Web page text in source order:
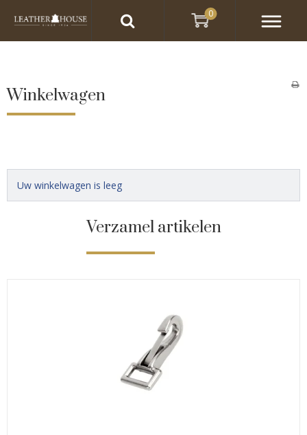
Winkelwagen
Uw winkelwagen is leeg
Verzamel artikelen
0